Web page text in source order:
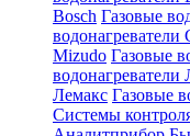
Bosch Газовые
водонагреватели
Mizudo Газовые
водонагреватели
Лемакс Газовые
Системы